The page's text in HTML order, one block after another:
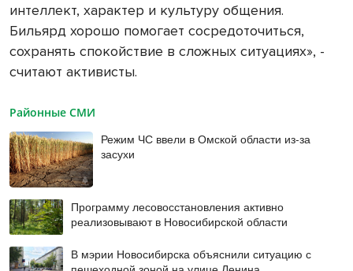
интеллект, характер и культуру общения.
Бильярд хорошо помогает сосредоточиться,
сохранять спокойствие в сложных ситуациях», -
считают активисты.
Районные СМИ
Режим ЧС ввели в Омской области из-за
засухи
Программу лесовосстановления активно
реализовывают в Новосибирской области
В мэрии Новосибирска объяснили ситуацию с